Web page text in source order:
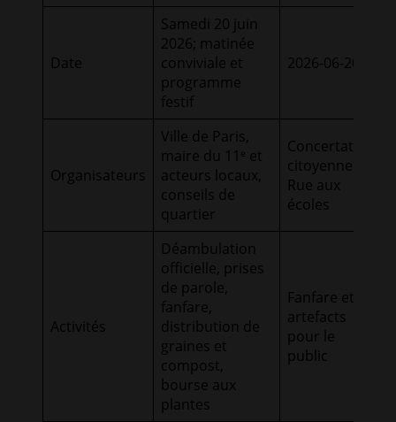
Date
Samedi 20 juin
2026; matinée
conviviale et
programme
festif
2026-06-20
Organisateurs
Ville de Paris,
maire du 11ᵉ et
acteurs locaux,
conseils de
quartier
Concertation
citoyenne et
Rue aux
écoles
Activités
Déambulation
officielle, prises
de parole,
fanfare,
distribution de
graines et
compost,
bourse aux
plantes
Fanfare et
artefacts
pour le
public